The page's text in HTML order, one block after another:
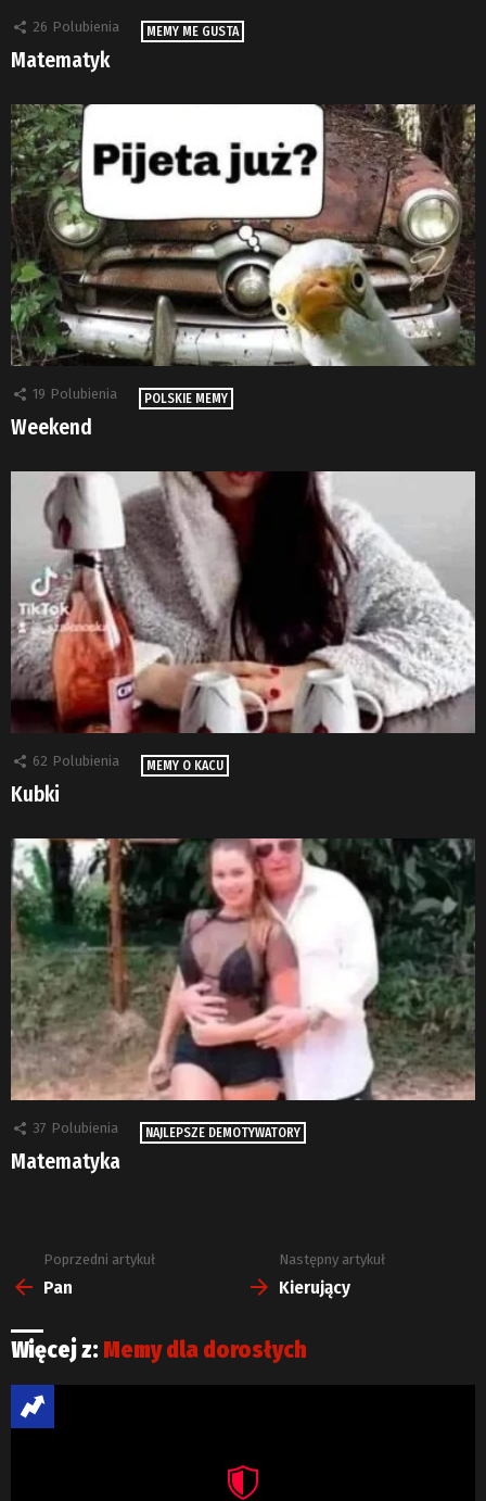
26 Polubienia MEMY ME GUSTA
Matematyk
19 Polubienia POLSKIE MEMY
Weekend
62 Polubienia MEMY O KACU
Kubki
37 Polubienia NAJLEPSZE DEMOTYWATORY
Matematyka
Zobacz
więcej
Poprzedni artykuł
Pan
Następny artykuł
Kierujący
Więcej z: Memy dla dorosłych